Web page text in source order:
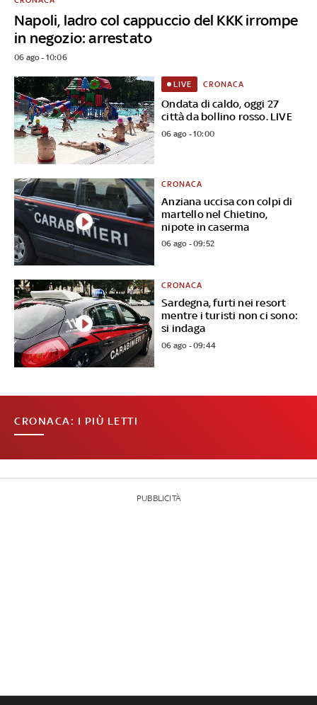
Napoli, ladro col cappuccio del KKK irrompe
in negozio: arrestato
06 ago - 10:06
Ondata di caldo, oggi 27
città da bollino rosso. LIVE
LIVE CRONACA
06 ago - 10:00
Anziana uccisa con colpi di
martello nel Chietino,
nipote in caserma
CRONACA
06 ago - 09:52
Sardegna, furti nei resort
mentre i turisti non ci sono:
si indaga
CRONACA
06 ago - 09:44
CRONACA: I PIÙ LETTI
PUBBLICITÀ